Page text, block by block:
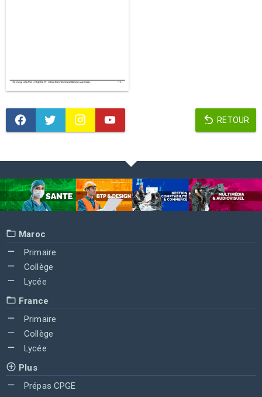
RETOUR
Maroc
Primaire
Collège
Lycée
France
Primaire
Collège
Lycée
Plus
Prépas CPGE